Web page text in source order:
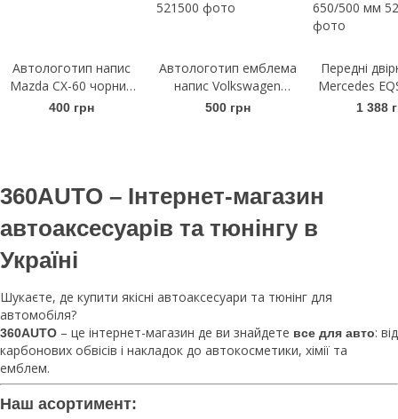
Автологотип напис
Mazda CX-60 чорний
глянець
400 грн
Автологотип емблема
напис Volkswagen
Arteon чорний глянець
500 грн
Передні
Mercedes
Щітки1 388
360AUTO – Інтернет-магазин
автоаксесуарів та тюнінгу в
Україні
Шукаєте, де купити якісні автоаксесуари та тюнінг для
автомобіля?
360AUTO – це інтернет-магазин де ви знайдете все для авто: від
карбонових обвісів і накладок до автокосметики, хімії та
емблем.
Наш асортимент: